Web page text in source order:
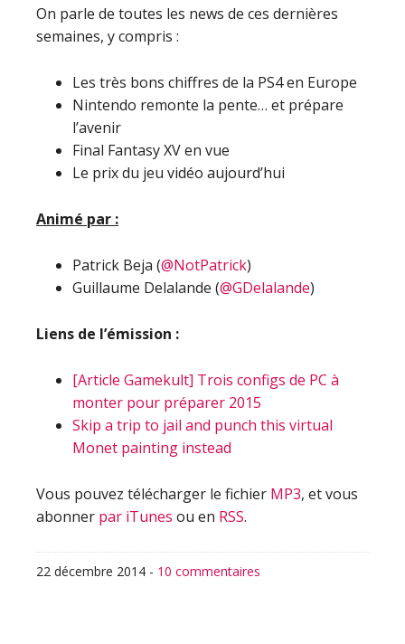
On parle de toutes les news de ces dernières
semaines, y compris :
Les très bons chiffres de la PS4 en Europe
Nintendo remonte la pente… et prépare
l’avenir
Final Fantasy XV en vue
Le prix du jeu vidéo aujourd’hui
Animé par :
Patrick Beja (@NotPatrick)
Guillaume Delalande (@GDelalande)
Liens de l’émission :
[Article Gamekult] Trois configs de PC à
monter pour préparer 2015
Skip a trip to jail and punch this virtual
Monet painting instead
Vous pouvez télécharger le fichier MP3, et vous
abonner par iTunes ou en RSS.
22 décembre 2014 - 10 commentaires